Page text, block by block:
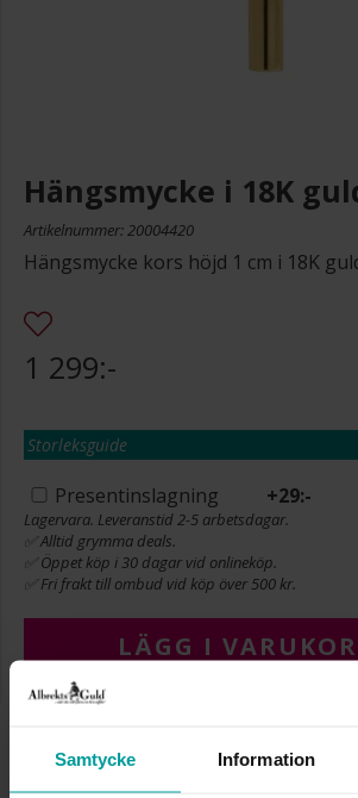
Samtycke Information
Hängsmycke i 18K
Artikelnummer: 20004420
Hängsmycke kors höjd 1 cm i 18K
1 299:-
Storleksguide
Presentinslagning +29:-
Lagervara. Leveranstid 2-5 arbetsdagar.
✅ Alltid grymma deals.
✅ Öppet köp i 30 dagar vid onlineköp.
✅ Fri frakt till ombud vid köp över 500 kr.
LÄGG I
INFO